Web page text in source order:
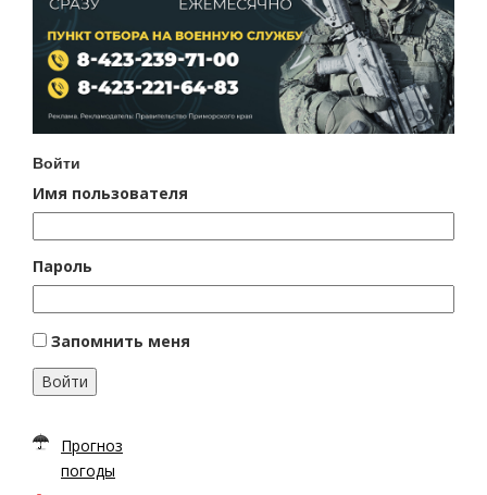
Войти
Имя пользователя
Пароль
Запомнить меня
Войти
Прогноз
погоды